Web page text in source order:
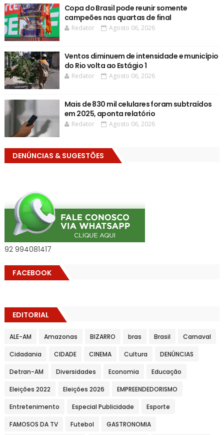
Copa do Brasil pode reunir somente
campeões nas quartas de final
Redator Agosto 06, 2026
Ventos diminuem de intensidade e município
do Rio volta ao Estágio 1
Redator Agosto 06, 2026
Mais de 830 mil celulares foram subtraídos
em 2025, aponta relatório
Redator Agosto 06, 2026
DENÚNCIAS & SUGESTÕES
92 994081417
FACEBOOK
EDITORIAL
ALE-AM Amazonas BIZARRO bras Brasil Carnaval
Cidadania CIDADE CINEMA Cultura DENÚNCIAS
Detran-AM Diversidades Economia Educação
Eleições 2022 Eleições 2026 EMPREENDEDORISMO
Entretenimento Especial Publicidade Esporte
FAMOSOS DA TV Futebol GASTRONOMIA